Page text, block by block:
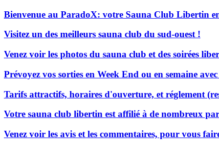
Bienvenue au ParadoX: votre Sauna Club Libertin
Visitez un des meilleurs sauna club du sud-ouest !
Venez voir les photos du sauna club et des soirées
Prévoyez vos sorties en Week End ou en semaine
Tarifs attractifs, horaires d'ouverture, et réglement
Votre sauna club libertin est affilié à de nombreux
Venez voir les avis et les commentaires, pour vous